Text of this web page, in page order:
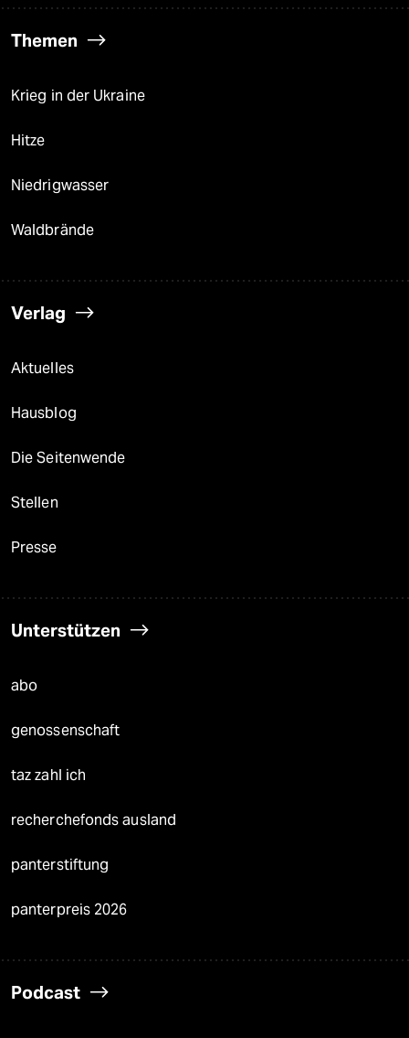
Themen
Krieg in der Ukraine
Hitze
Niedrigwasser
Waldbrände
Verlag
Aktuelles
Hausblog
Die Seitenwende
Stellen
Presse
Unterstützen
abo
genossenschaft
taz zahl ich
recherchefonds ausland
panterstiftung
panterpreis 2026
Podcast